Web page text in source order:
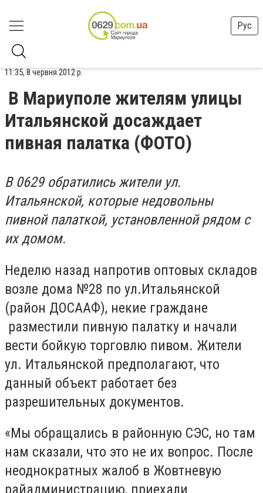
Рус
11:35, 8 червня 2012 р.
В Мариуполе жителям улицы
Итальянской досаждает
пивная палатка (ФОТО)
В 0629 обратились жители ул.
Итальянской, которые недовольны
пивной палаткой, установленной рядом с
их домом.
Неделю назад напротив оптовых складов
возле дома №28 по ул.Итальянской
(район ДОСААФ), некие граждане
разместили пивную палатку и начали
вести бойкую торговлю пивом. Жители
ул. Итальянской предполагают, что
данный объект работает без
разрешительных документов.
«Мы обращались в районную СЭС, но там
нам сказали, что это не их вопрос. После
неоднократных жалоб в Жовтневую
райадминистрацию, приехали